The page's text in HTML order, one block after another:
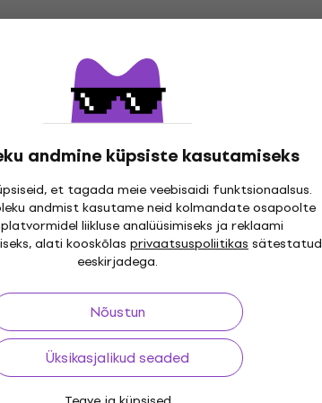
andmine küpsiste kasutamiseks
et tagada meie veebisaidi funktsionaalsus.
andmist kasutame neid kolmandate osapoolte
liikluse analüüsimiseks ja reklaami
alati kooskõlas privaatsuspoliitikassätestatud
eeskirjadega.
Nõustun
Üksikasjalikud seaded